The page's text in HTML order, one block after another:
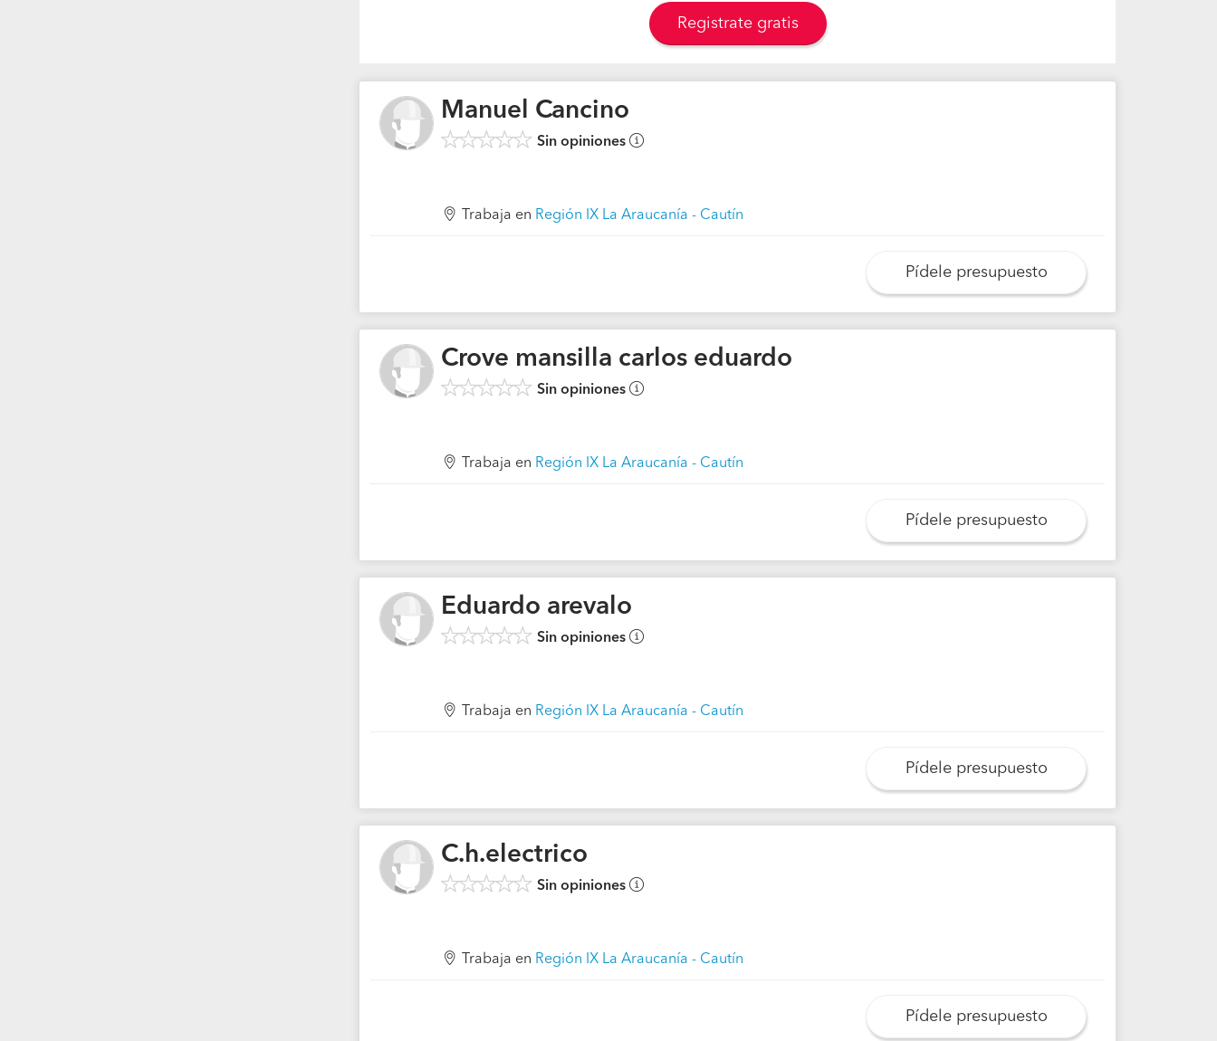
Registrate gratis
Manuel Cancino
Sin opiniones
Trabaja en Región IX La Araucanía - Cautín
Pídele presupuesto
Crove mansilla carlos eduardo
Sin opiniones
Trabaja en Región IX La Araucanía - Cautín
Pídele presupuesto
Eduardo arevalo
Sin opiniones
Trabaja en Región IX La Araucanía - Cautín
Pídele presupuesto
C.h.electrico
Sin opiniones
Trabaja en Región IX La Araucanía - Cautín
Pídele presupuesto